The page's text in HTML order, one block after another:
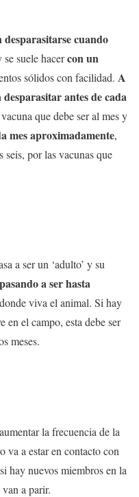
desparasitarse cuando
se suele hacercon un
sólidos con facilidad. A
antes de cada
que debe ser al mes y
mes aproximadamente,
seis, por las vacunas que
a ser un ‘adulto’ y su
pasando a ser hasta
viva el animal. Si hay
en el campo, esta debe ser
meses.
la frecuencia de la
va a estar en contacto con
hay nuevos miembros en la
a parir.